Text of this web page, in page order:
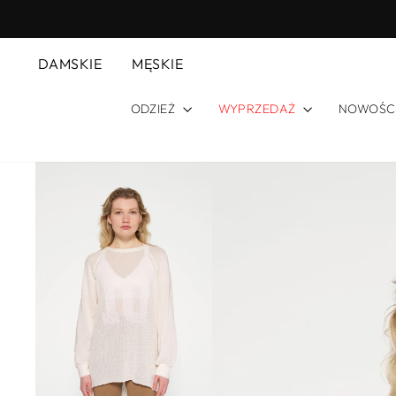
do
DAMSKIE MĘSKIE
ODZIEŻ WYPRZEDAŻ NOWOŚCI